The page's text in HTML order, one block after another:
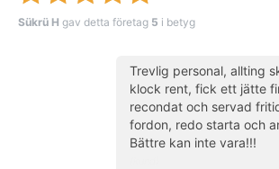
Sükrü H gav detta företag 5 i betyg
Trevlig personal, allting
klock rent, fick ett jätte
recondat och servad
fordon, redo starta och
Bättre kan inte vara!!!